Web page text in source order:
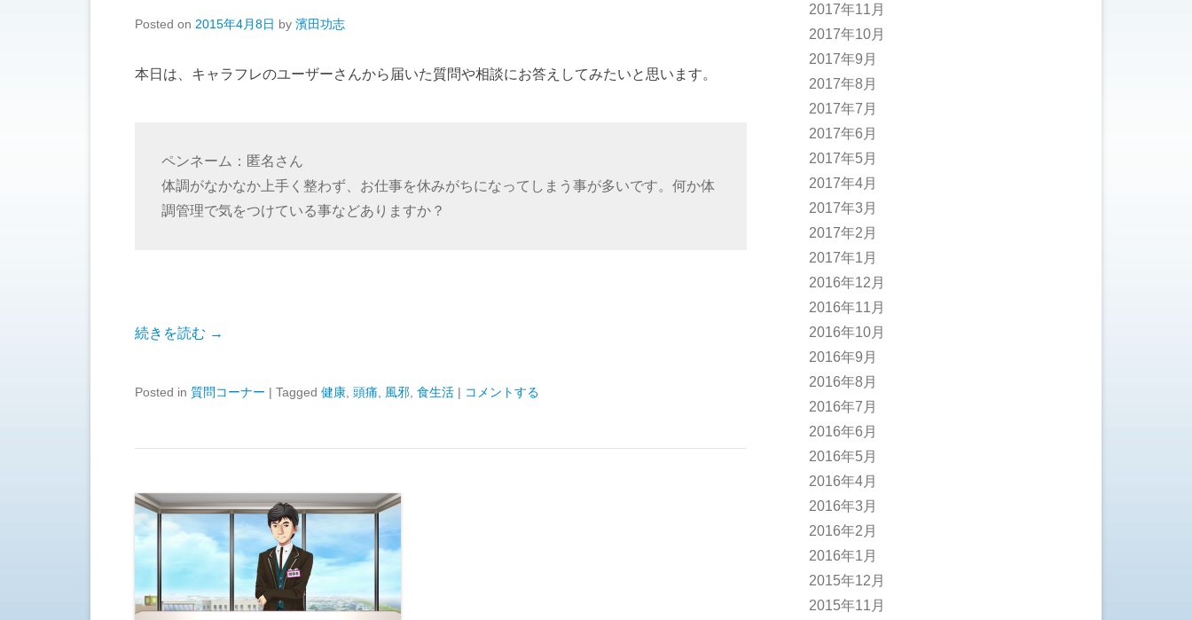
Posted on 2015年4月8日 by 濱田功志
本日は、キャラフレのユーザーさんから届いた質問や相談にお答えしてみたいと思います。
ペンネーム：匿名さん
体調がなかなか上手く整わず、お仕事を休みがちになってしまう事が多いです。何か体
調管理で気をつけている事などありますか？
続きを読む →
Posted in 質問コーナー | Tagged 健康 頭痛 風邪 食生活 | コメントする
2017年11月
2017年10月
2017年9月
2017年8月
2017年7月
2017年6月
2017年5月
2017年4月
2017年3月
2017年2月
2017年1月
2016年12月
2016年11月
2016年10月
2016年9月
2016年8月
2016年7月
2016年6月
2016年5月
2016年4月
2016年3月
2016年2月
2016年1月
2015年12月
2015年11月